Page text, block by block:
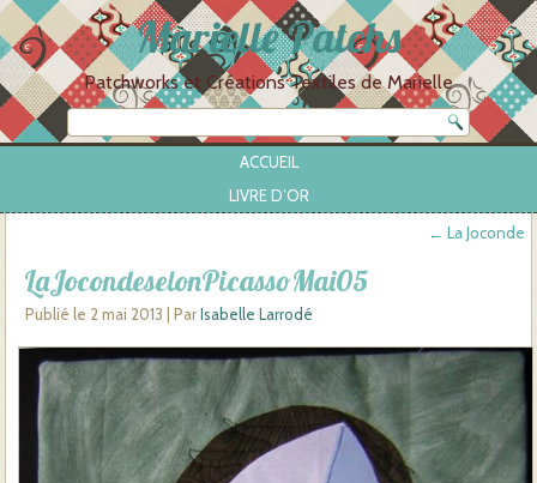
Marielle Patchs
Patchworks et Créations Textiles de Marielle
ACCUEIL
LIVRE D’OR
← La Joconde
LaJocondeselonPicassoMai05
Publié le 2 mai 2013 |Par Isabelle Larrodé